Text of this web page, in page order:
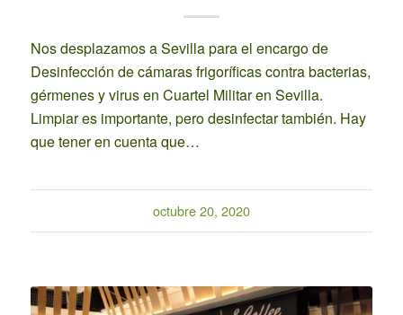
Nos desplazamos a Sevilla para el encargo de
Desinfección de cámaras frigoríficas contra bacterias,
gérmenes y virus en Cuartel Militar en Sevilla.
Limpiar es importante, pero desinfectar también. Hay
que tener en cuenta que…
octubre 20, 2020